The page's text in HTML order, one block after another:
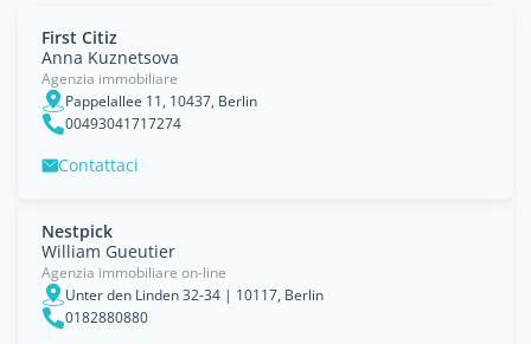
First Citiz
Anna Kuznetsova
Agenzia immobiliare
Pappelallee 11, 10437, Berlin
00493041717274
Contattaci
Nestpick
William Gueutier
Agenzia immobiliare on-line
Unter den Linden 32-34 | 10117, Berlin
0182880880